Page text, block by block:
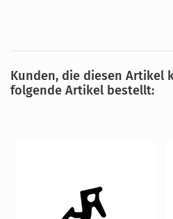
Kunden, die diesen Artikel
folgende Artikel bestellt: